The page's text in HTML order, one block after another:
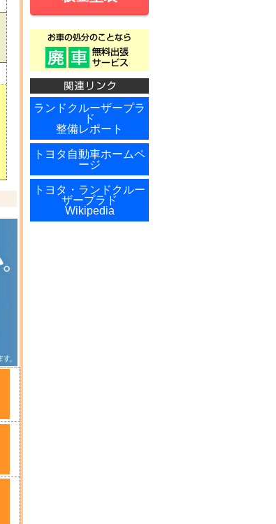
ランドクルーザープラ
ド
整備レポート
トヨタ自動車ホームペ
ージ
トヨタ・ランドクルー
ザープラド
Wikipedia